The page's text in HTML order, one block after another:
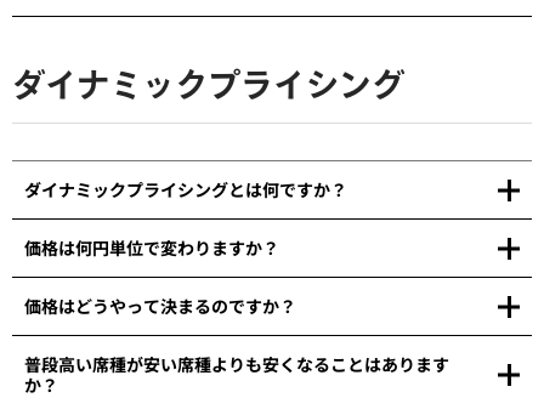
ダイナミックプライシング
ダイナミックプライシングとは何ですか？
価格は何円単位で変わりますか？
価格はどうやって決まるのですか？
普段高い席種が安い席種よりも安くなることはあります
か？